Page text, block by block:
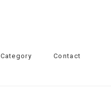
Category Contact